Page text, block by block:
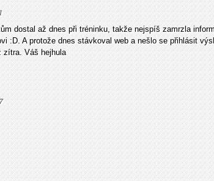
dostal až dnes při tréninku, takže nejspíš zamrzla
:D. A protože dnes stávkoval web a nešlo se přihlásit
zítra. Váš hejhula